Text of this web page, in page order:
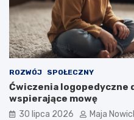
ROZWÓJ SPOŁECZNY
Ćwiczenia logopedyczne
wspierające mowę
30 lipca 2026 Maja